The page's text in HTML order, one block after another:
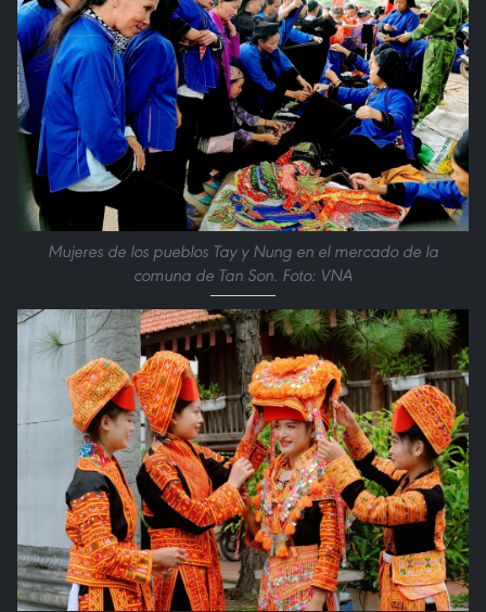
Mujeres de los pueblos Tay y Nung en el mercado de la
comuna de Tan Son. Foto: VNA